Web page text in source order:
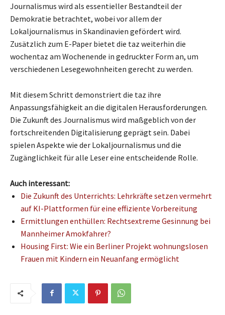
Journalismus wird als essentieller Bestandteil der
Demokratie betrachtet, wobei vor allem der
Lokaljournalismus in Skandinavien gefördert wird.
Zusätzlich zum E-Paper bietet die taz weiterhin die
wochentaz am Wochenende in gedruckter Form an, um
verschiedenen Lesegewohnheiten gerecht zu werden.
Mit diesem Schritt demonstriert die taz ihre
Anpassungsfähigkeit an die digitalen Herausforderungen.
Die Zukunft des Journalismus wird maßgeblich von der
fortschreitenden Digitalisierung geprägt sein. Dabei
spielen Aspekte wie der Lokaljournalismus und die
Zugänglichkeit für alle Leser eine entscheidende Rolle.
Auch interessant:
Die Zukunft des Unterrichts: Lehrkräfte setzen vermehrt
auf KI-Plattformen für eine effiziente Vorbereitung
Ermittlungen enthüllen: Rechtsextreme Gesinnung bei
Mannheimer Amokfahrer?
Housing First: Wie ein Berliner Projekt wohnungslosen
Frauen mit Kindern ein Neuanfang ermöglicht